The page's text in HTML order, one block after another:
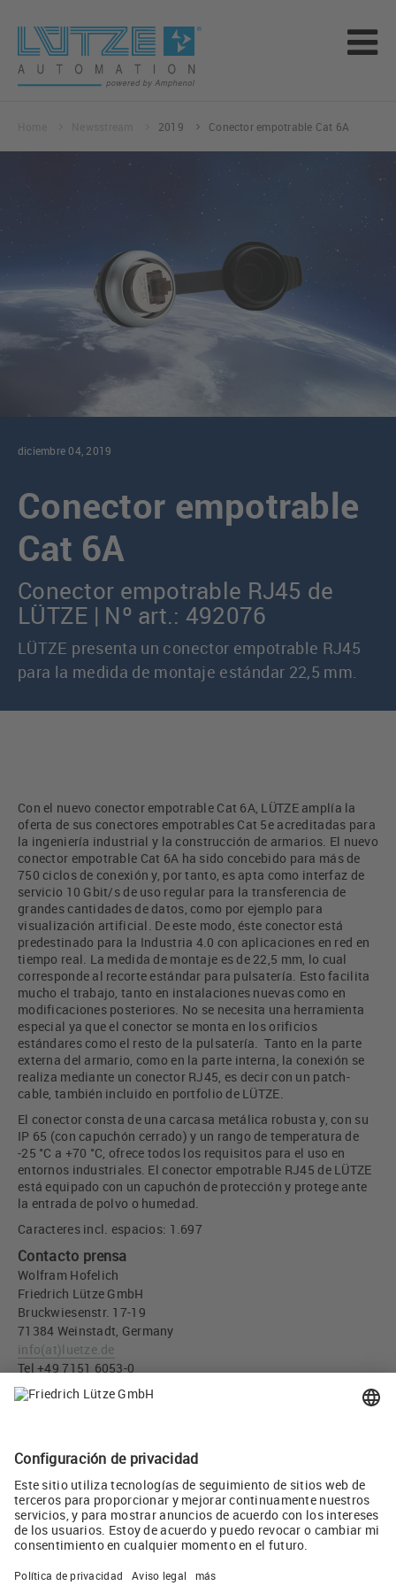
2019 Conector empotrable Cat 6A
diciembre 04, 2019
Conector empotrable
Cat 6A
Conector empotrable RJ45 de
LÜTZE | Nº art.: 492076
LÜTZE presenta un conector empotrable RJ45
para la medida de montaje estándar 22,5 mm.
Con el nuevo conector empotrable Cat 6A, LÜTZE amplía la
oferta de sus conectores empotrables Cat 5e acreditadas para
la ingeniería industrial y la construcción de armarios. El nuevo
conector empotrable Cat 6A ha sido concebido para más de
750 ciclos de conexión y, por tanto, es apta como interfaz de
servicio 10 Gbit/s de uso regular para la transferencia de
grandes cantidades de datos, como por ejemplo para
visualización artificial. De este modo, éste conector está
predestinado para la Industria 4.0 con aplicaciones en red en
tiempo real. La medida de montaje es de 22,5 mm, lo cual
corresponde al recorte estándar para pulsatería. Esto facilita
mucho el trabajo, tanto en instalaciones nuevas como en
modificaciones posteriores. No se necesita una herramienta
especial ya que el conector se monta en los orificios
estándares como el resto de la pulsatería. Tanto en la parte
externa del armario, como en la parte interna, la conexión se
realiza mediante un conector RJ45, es decir con un patch-
cable, también incluido en portfolio de LÜTZE.
El conector consta de una carcasa metálica robusta y, con su
IP 65 (con capuchón cerrado) y un rango de temperatura de
-25 °C a +70 °C, ofrece todos los requisitos para el uso en
entornos industriales. El conector empotrable RJ45 de LÜTZE
está equipado con un capuchón de protección y protege ante
la entrada de polvo o humedad.
Caracteres incl. espacios: 1.697
Contacto prensa
Wolfram Hofelich
Friedrich Lütze GmbH
Bruckwiesenstr. 17-19
71384 Weinstadt, Germany
info(at)luetze.de
Tel +49 7151 6053-0
Descargar imágen
Twitear